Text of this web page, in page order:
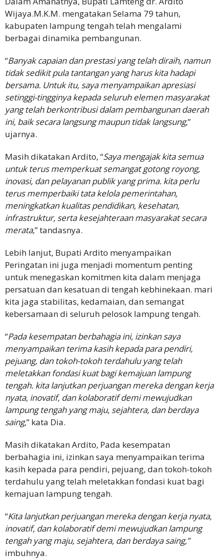
Wijaya.M.K.M. mengatakan Selama 79 tahun,
kabupaten lampung tengah telah mengalami
berbagai dinamika pembangunan.
“Banyak capaian dan prestasi yang telah diraih, namun
tidak sedikit pula tantangan yang harus kita hadapi
bersama. Untuk itu, saya menyampaikan apresiasi
setinggi-tingginya kepada seluruh elemen masyarakat
yang telah berkontribusi dalam pembangunan daerah
ini, baik secara langsung maupun tidak langsung,”
ujarnya.
Masih dikatakan Ardito, “Saya mengajak kita semua
untuk terus memperkuat semangat gotong royong,
inovasi, dan pelayanan publik yang prima. kita perlu
terus memperbaiki tata kelola pemerintahan,
meningkatkan kualitas pendidikan, kesehatan,
infrastruktur, serta kesejahteraan masyarakat secara
merata,” tandasnya.
Lebih lanjut, Bupati Ardito menyampaikan
Peringatan ini juga menjadi momentum penting
untuk menegaskan komitmen kita dalam menjaga
persatuan dan kesatuan di tengah kebhinekaan. mari
kita jaga stabilitas, kedamaian, dan semangat
kebersamaan di seluruh pelosok lampung tengah.
“Pada kesempatan berbahagia ini, izinkan saya
menyampaikan terima kasih kepada para pendiri,
pejuang, dan tokoh-tokoh terdahulu yang telah
meletakkan fondasi kuat bagi kemajuan lampung
tengah. kita lanjutkan perjuangan mereka dengan kerja
nyata, inovatif, dan kolaboratif demi mewujudkan
lampung tengah yang maju, sejahtera, dan berdaya
saing,” kata Dia.
Masih dikatakan Ardito, Pada kesempatan
berbahagia ini, izinkan saya menyampaikan terima
kasih kepada para pendiri, pejuang, dan tokoh-tokoh
terdahulu yang telah meletakkan fondasi kuat bagi
kemajuan lampung tengah.
“Kita lanjutkan perjuangan mereka dengan kerja nyata,
inovatif, dan kolaboratif demi mewujudkan lampung
tengah yang maju, sejahtera, dan berdaya saing,”
imbuhnya.